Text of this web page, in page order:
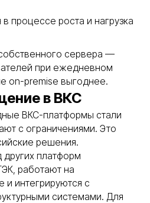
процессе роста и нагрузка
сервера —
при ежедневном
on-premise выгоднее.
в ВКС
ВКС-платформы стали
с ограничениями. Это
решения.
платформ
работают на
и интегрируются с
системами. Для
персональных
В реестре